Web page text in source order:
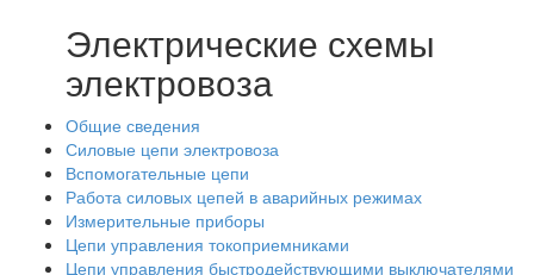
Электрические схемы
электровоза
Общие сведения
Силовые цепи электровоза
Вспомогательные цепи
Работа силовых цепей в аварийных режимах
Измерительные приборы
Цепи управления токоприемниками
Цепи управления быстродействующими выключателями